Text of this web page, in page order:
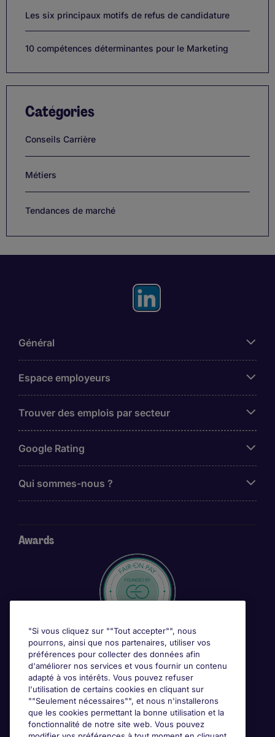
Les six principaux motifs de refus de candidature
10 compétences déterminantes pour le Marketing
Catégories
Conseils Carrière
Métiers
Tendances de marché
Général
Espace employeurs
Trouver des emplois par secteur
Google Rating
Qui sommes-nous ?
Awards
"Si vous cliquez sur ""Tout accepter"", nous
pourrons, ainsi que nos partenaires, utiliser vos
préférences pour collecter des données afin
d'améliorer nos services et vous fournir un contenu
adapté à vos intérêts. Vous pouvez refuser
l'utilisation de certains cookies en cliquant sur
""Seulement nécessaires"", et nous n'installerons
que les cookies permettant la bonne utilisation et la
fonctionnalité de notre site web. Vous pouvez